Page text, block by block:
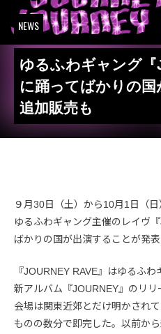
NEWS
ゆるふわギャング『
に踊ってばかりの
追加販売も
９月30日（土）から10月1日（
ゆるふわギャング主催のレイヴ
ばかりの国が出演することが発表
『JOURNEY RAVE』はゆるふ
新アルバム『JOURNEY』のリリ
会場は関東近郊とだけ明かされ
ものの数分で即完した。以前か